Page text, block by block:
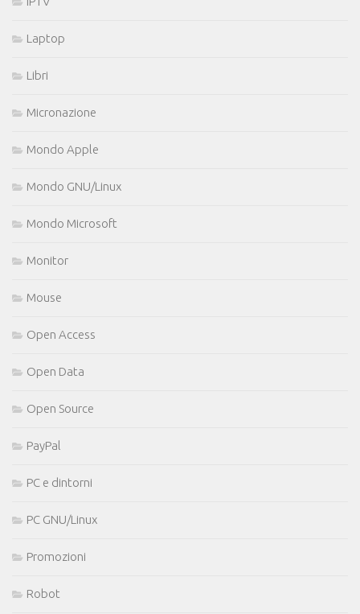
Laptop
Libri
Micronazione
Mondo Apple
Mondo GNU/Linux
Mondo Microsoft
Monitor
Mouse
Open Access
Open Data
Open Source
PayPal
PC e dintorni
PC GNU/Linux
Promozioni
Robot